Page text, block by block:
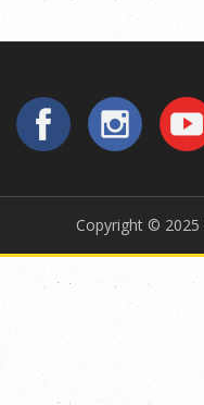
Copyright © 2025